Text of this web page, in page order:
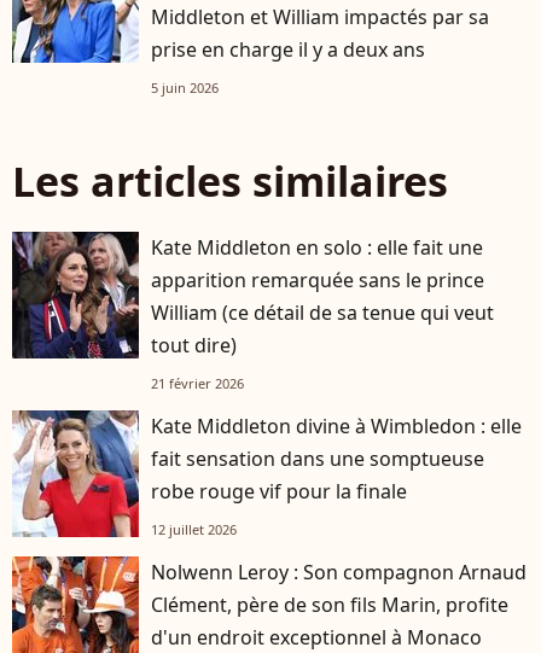
Middleton et William impactés par sa
prise en charge il y a deux ans
5 juin 2026
Les articles similaires
Kate Middleton en solo : elle fait une
apparition remarquée sans le prince
William (ce détail de sa tenue qui veut
tout dire)
21 février 2026
Kate Middleton divine à Wimbledon : elle
fait sensation dans une somptueuse
robe rouge vif pour la finale
12 juillet 2026
Nolwenn Leroy : Son compagnon Arnaud
Clément, père de son fils Marin, profite
d'un endroit exceptionnel à Monaco